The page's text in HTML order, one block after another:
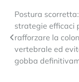
Navigazione
articoli
Postura
strategie efficaci
rafforzare la
vertebrale ed
gobba